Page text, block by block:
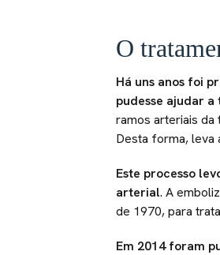
O
Há uns anos foi
pudesse ajudar
ramos arteriais da
Desta forma, leva
Este processo
arterial. A
de 1970, para
Em 2014 foram